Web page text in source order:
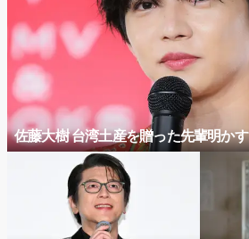
佐藤大樹 台湾土産を贈った先輩明かす